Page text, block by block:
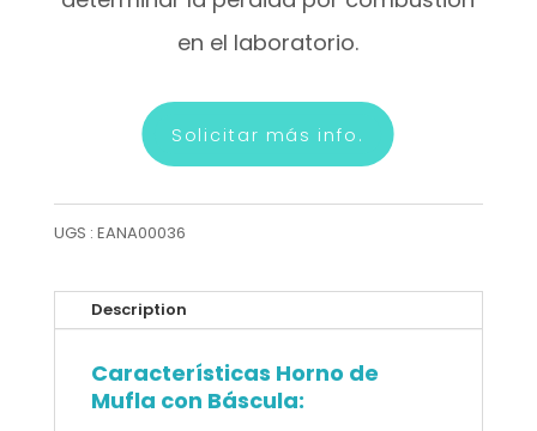
en el laboratorio.
Solicitar más info.
UGS : EANA00036
Description
Características Horno de
Mufla con Báscula: